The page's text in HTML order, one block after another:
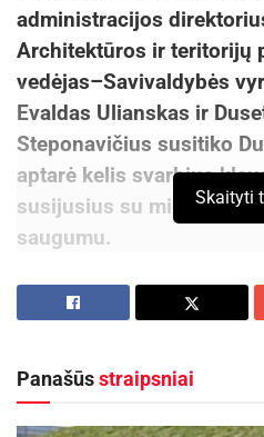
administracijos
Architektūros ir teritorijų
vedėjas–Savivaldybės
Evaldas Ulianskas ir
Steponavičius susitiko
aptarė kelis svarbius
susijusius su miestelio
saugumu.
Sartų ežero pakrantė
Su specialistais
aptarta, kaip geriausiai
Skaityti
Panašūsstraipsniai